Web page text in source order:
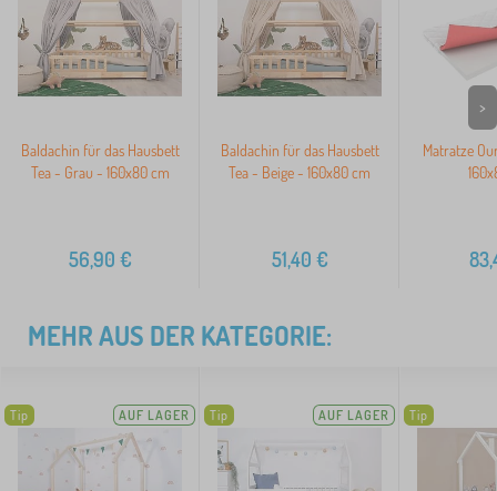
Baldachin für das Hausbett
Tea - Grau - 160x80 cm
56,90 €
Baldachin für das Hausbett
Tea - Beige - 160x80 cm
51,40 €
Matratze
>
MEHR AUS DER KATEGORIE:
Tip AUF LAGER Tip AUF LAGER Tip